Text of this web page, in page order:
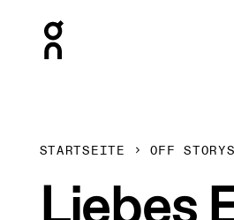
STARTSEITE OFF STORYS
Liebes